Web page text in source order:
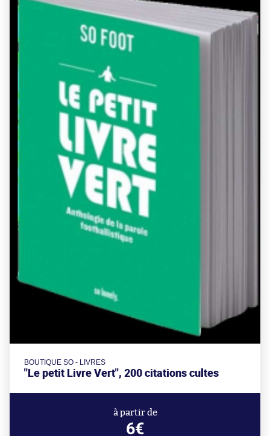
BOUTIQUE SO - LIVRES
"Le petit Livre Vert", 200 citations cultes
à partir de
6€